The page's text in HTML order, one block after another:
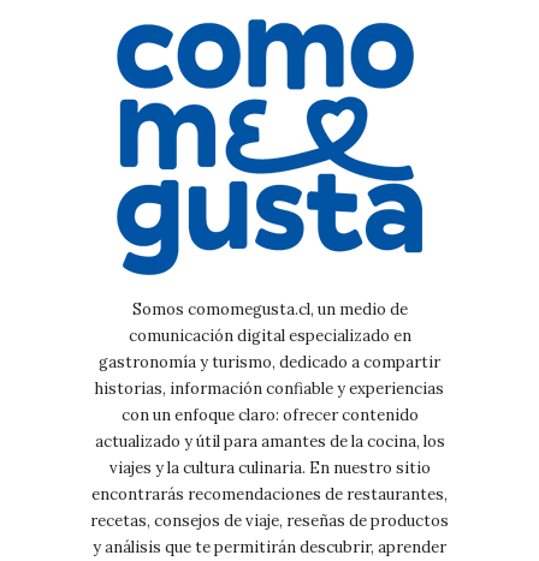
Somos comomegusta.cl, un medio de
comunicación digital especializado en
gastronomía y turismo, dedicado a compartir
historias, información confiable y experiencias
con un enfoque claro: ofrecer contenido
actualizado y útil para amantes de la cocina, los
viajes y la cultura culinaria. En nuestro sitio
encontrarás recomendaciones de restaurantes,
recetas, consejos de viaje, reseñas de productos
y análisis que te permitirán descubrir, aprender